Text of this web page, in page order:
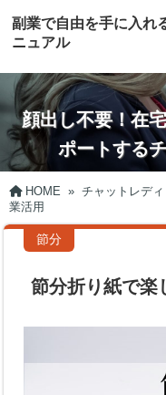
副業で自由を手に入れ
ニュアル
顔出し不要！在
ポートする
HOME » チャットレディ
業活用
節分
節分折り紙で楽